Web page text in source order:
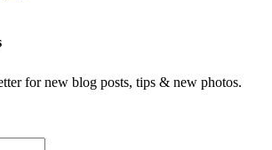
for new blog posts, tips & new photos.